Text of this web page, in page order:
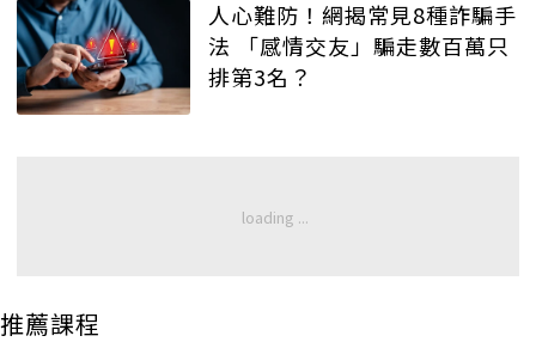
人心難防！網揭常見8種詐騙手
法 「感情交友」騙走數百萬只
排第3名？
推薦課程